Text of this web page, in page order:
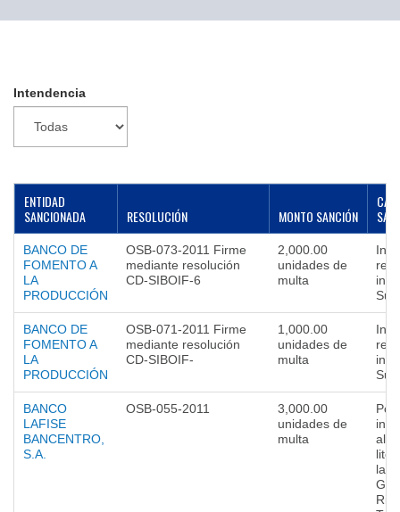
Intendencia
ENTIDAD
SANCIONADA
RESOLUCIÓN MONTO SANCIÓN
BANCO DE
FOMENTO A
LA
PRODUCCIÓN
OSB-073-2011 Firme
mediante resolución
CD-SIBOIF-6
2,000.00
unidades de
multa
BANCO DE
FOMENTO A
LA
PRODUCCIÓN
OSB-071-2011 Firme
mediante resolución
CD-SIBOIF-
1,000.00
unidades de
multa
BANCO
LAFISE
BANCENTRO,
S.A.
OSB-055-2011
3,000.00
unidades de
multa
Por
al
la